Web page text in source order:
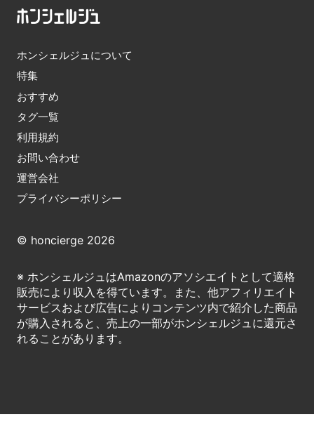
ホンシェルジュについて
特集
おすすめ
タグ一覧
利用規約
お問い合わせ
運営会社
プライバシーポリシー
© honcierge 2026
※ ホンシェルジュはAmazonのアソシエイトとして適格
販売により収入を得ています。また、他アフィリエイト
サービスおよび広告によりコンテンツ内で紹介した商品
が購入されると、売上の一部がホンシェルジュに還元さ
れることがあります。